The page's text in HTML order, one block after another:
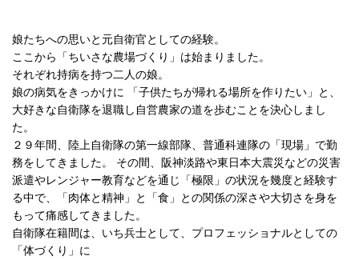
娘たちへの思いと元自衛官としての経験。
ここから「ちいさな農場づくり」は始まりました。
それぞれ持病を持つ二人の娘。
娘の病気をきっかけに 「子供たちが帰れる場所を作りたい」と、
大好きな自衛隊を退職し自営農家の道を歩むことを決心しまし
た。
２９年間、陸上自衛隊の第一線部隊、普通科連隊の「現場」で勤
務をしてきました。 その間、阪神淡路や東日本大震災などの災害
派遣やレンジャー教育などを通じ「極限」の状況を幾度と経験す
る中で、「肉体と精神」と「食」との関係の深さや大切さを身を
もって痛感してきました。
自衛隊在籍間は、いち兵士として、プロフェッショナルとしての
「体づくり」に